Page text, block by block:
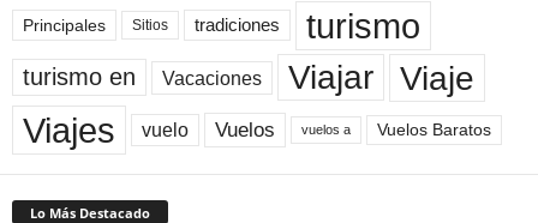
Principales Sitios tradiciones turismo
turismo en Vacaciones Viajar Viaje
Viajes vuelo Vuelos vuelos a Vuelos Baratos
Lo Más Destacado